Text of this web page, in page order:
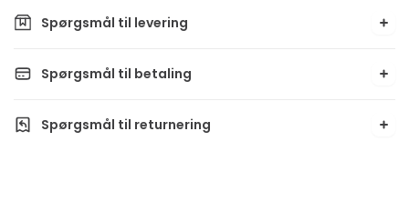
Spørgsmål til levering
Spørgsmål til betaling
Spørgsmål til returnering